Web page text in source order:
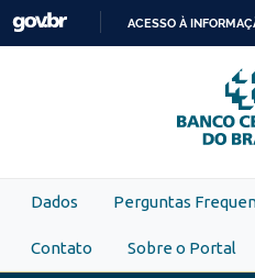
Skip to main content
O
ACESSO À
Dados Perguntas
Contato Sobre o Portal